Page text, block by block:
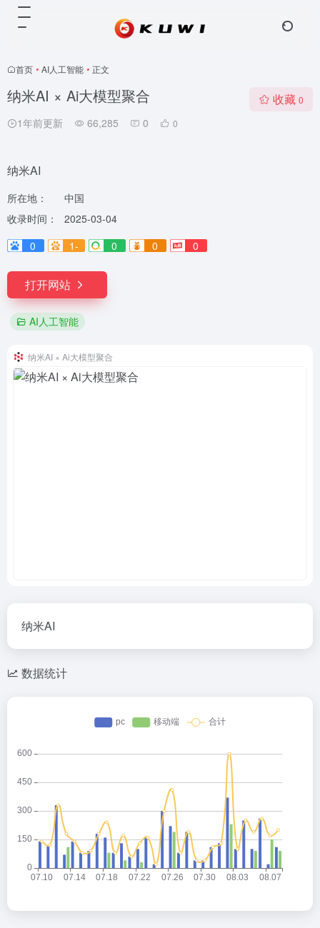
首页 • AI人工智能 • 正文
纳米AI × Ai大模型聚合
1年前更新 66,285 0 0
收藏 0
纳米AI
所在地：
中国
收录时间：
2025-03-04
0
1- 0 0 0
打开网站
AI人工智能
纳米AI × Ai大模型聚合
纳米AI
数据统计